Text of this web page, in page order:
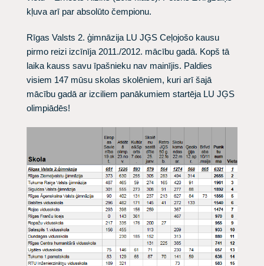
kļuva arī par absolūto čempionu.
Rīgas Valsts 2. ģimnāzija LU JĢS Ceļojošo kausu
pirmo reizi izcīnīja 2011./2012. mācību gadā. Kopš tā
laika kauss savu īpašnieku nav mainījis. Paldies
visiem 147 mūsu skolas skolēniem, kuri arī šajā
mācību gadā ar izciliem panākumiem startēja LU JĢS
olimpiādēs!